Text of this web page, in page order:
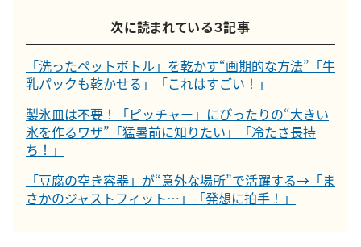
次に読まれている３記事
「洗ったペットボトル」を乾かす“画期的な方法”「牛
乳パックも乾かせる」「これはすごい！」
製氷皿は不要！「ピッチャー」にぴったりの“大きい
氷を作るワザ”「猛暑前に知りたい」「冷たさ長持
ち！」
「豆腐の空き容器」が“意外な場所”で活躍する→「ま
さかのジャストフィット…」「発想に拍手！」